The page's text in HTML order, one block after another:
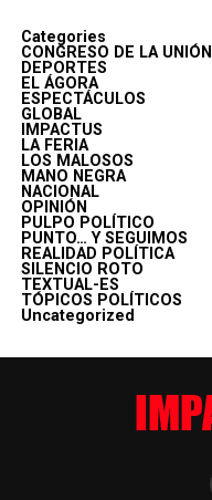
Categories
CONGRESO DE LA UNIÓN
DEPORTES
EL ÁGORA
ESPECTÁCULOS
GLOBAL
IMPACTUS
LA FERIA
LOS MALOSOS
MANO NEGRA
NACIONAL
OPINIÓN
PULPO POLÍTICO
PUNTO… Y SEGUIMOS
REALIDAD POLÍTICA
SILENCIO ROTO
TEXTUAL-ES
TÓPICOS POLÍTICOS
Uncategorized